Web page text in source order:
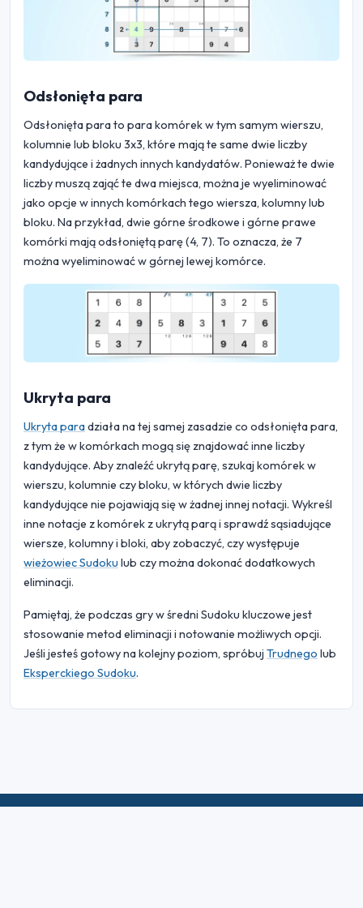
Odsłonięta para
Odsłonięta para to para komórek w tym samym wierszu,
kolumnie lub bloku 3x3, które mają te same dwie liczby
kandydujące i żadnych innych kandydatów. Ponieważ te dwie
liczby muszą zająć te dwa miejsca, można je wyeliminować
jako opcje w innych komórkach tego wiersza, kolumny lub
bloku. Na przykład, dwie górne środkowe i górne prawe
komórki mają odsłoniętą parę (4, 7). To oznacza, że 7
można wyeliminować w górnej lewej komórce.
Ukryta para
Ukryta paradziała na tej samej zasadzie co odsłonięta para,
z tym że w komórkach mogą się znajdować inne liczby
kandydujące. Aby znaleźć ukrytą parę, szukaj komórek w
wierszu, kolumnie czy bloku, w których dwie liczby
kandydujące nie pojawiają się w żadnej innej notacji. Wykreśl
inne notacje z komórek z ukrytą parą i sprawdź sąsiadujące
wiersze, kolumny i bloki, aby zobaczyć, czy występuje
wieżowiec Sudoku lub czy można dokonać dodatkowych
eliminacji.
Pamiętaj, że podczas gry w średni Sudoku kluczowe jest
stosowanie metod eliminacji i notowanie możliwych opcji.
Jeśli jesteś gotowy na kolejny poziom, spróbuj Trudnego lub
Eksperckiego Sudoku.